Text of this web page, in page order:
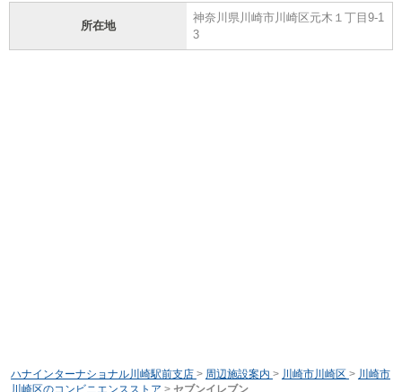
所在地
神奈川県川崎市川崎区元木１丁目9-1
3
ハナインターナショナル川崎駅前支店 > 周辺施設案内 > 川崎市川崎区 > 川崎市
川崎区のコンビニエンスストア > セブンイレブン